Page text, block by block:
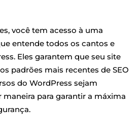
você tem acesso à uma
entende todos os cantos e
Eles garantem que seu site
padrões mais recentes de SEO
do WordPress sejam
para garantir a máxima